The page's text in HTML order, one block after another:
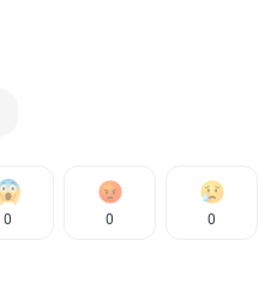
0 0 0